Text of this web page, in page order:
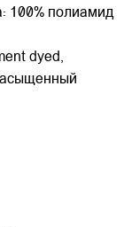
100% полиамид
dyed,